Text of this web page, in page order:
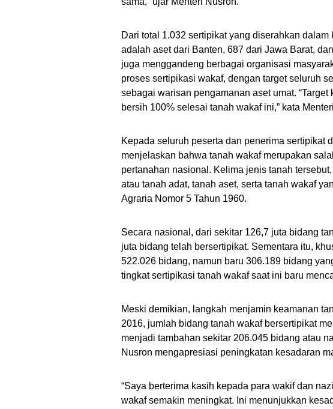
Dari total 1.032 sertipikat yang diserahkan
adalah aset dari Banten, 687 dari Jawa Barat,
juga menggandeng berbagai organisasi
proses sertipikasi wakaf, dengan target seluruh
sebagai warisan pengamanan aset umat.
bersih 100% selesai tanah wakaf ini,” kata
Kepada seluruh peserta dan penerima sertipikat
menjelaskan bahwa tanah wakaf merupakan
pertanahan nasional. Kelima jenis tanah
atau tanah adat, tanah aset, serta tanah wakaf
Agraria Nomor 5 Tahun 1960.
Secara nasional, dari sekitar 126,7 juta bidang
juta bidang telah bersertipikat. Sementara itu,
522.026 bidang, namun baru 306.189 bidang
tingkat sertipikasi tanah wakaf saat ini baru
Meski demikian, langkah menjamin keamanan
2016, jumlah bidang tanah wakaf bersertipikat
menjadi tambahan sekitar 206.045 bidang atau
Nusron mengapresiasi peningkatan kesadaran
“Saya berterima kasih kepada para wakif dan
wakaf semakin meningkat. Ini menunjukkan